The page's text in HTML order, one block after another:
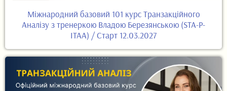
Міжнародний базовий 101 курс Транзакційного
Аналізу з тренеркою Владою Березянською (STA-P-
ITAA) / Старт 12.03.2027